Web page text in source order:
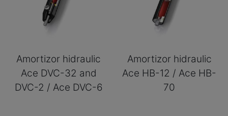
Amortizor hidraulic
Ace DVC-32 and
DVC-2 / Ace DVC-6
Amortizor hidraulic
Ace HB-12 / Ace HB-
70